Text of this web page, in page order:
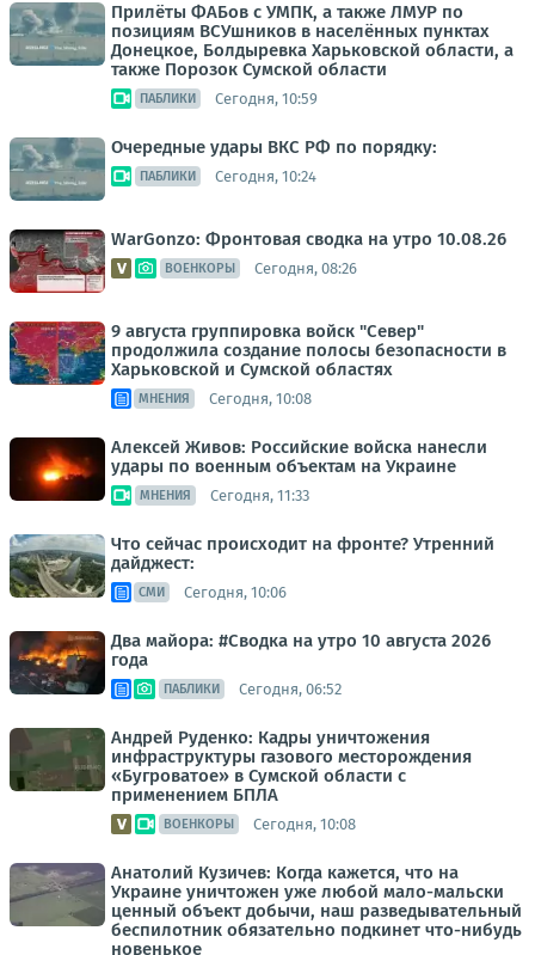
Прилёты ФАБов с УМПК, а также ЛМУР по
позициям ВСУшников в населённых пунктах
Донецкое, Болдыревка Харьковской области, а
также Порозок Сумской области
ПАБЛИКИ Сегодня, 10:59
Очередные удары ВКС РФ по порядку:
ПАБЛИКИ Сегодня, 10:24
WarGonzo: Фронтовая сводка на утро 10.08.26
ВОЕНКОРЫ Сегодня, 08:26
9 августа группировка войск "Север"
продолжила создание полосы безопасности в
Харьковской и Сумской областях
МНЕНИЯ Сегодня, 10:08
Алексей Живов: Российские войска нанесли
удары по военным объектам на Украине
МНЕНИЯ Сегодня, 11:33
Что сейчас происходит на фронте? Утренний
дайджест:
СМИ Сегодня, 10:06
Два майора: #Сводка на утро 10 августа 2026
года
ПАБЛИКИ Сегодня, 06:52
Андрей Руденко: Кадры уничтожения
инфраструктуры газового месторождения
«Бугроватое» в Сумской области с
применением БПЛА
ВОЕНКОРЫ Сегодня, 10:08
Анатолий Кузичев: Когда кажется, что на
Украине уничтожен уже любой мало-мальски
ценный объект добычи, наш разведывательный
беспилотник обязательно подкинет что-нибудь
новенькое